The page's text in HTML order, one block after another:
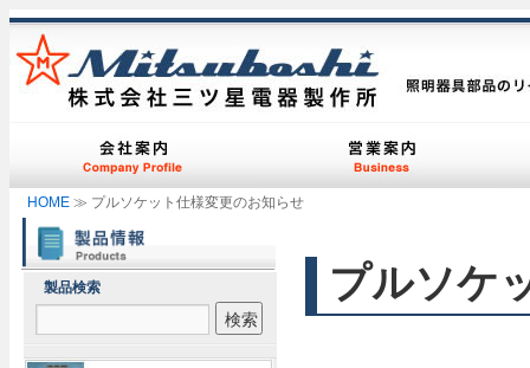
HOME ≫ プルソケット仕様変更のお知らせ
プルソケ
製品検索